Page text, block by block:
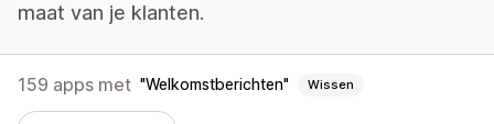
maat van je klanten.
159 apps met Welkomstberichten Wissen